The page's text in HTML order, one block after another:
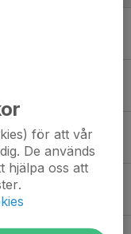
för att vår
De används
hjälpa oss att